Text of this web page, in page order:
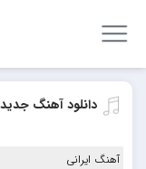
دانلود آهنگ
آهنگ ایرانی